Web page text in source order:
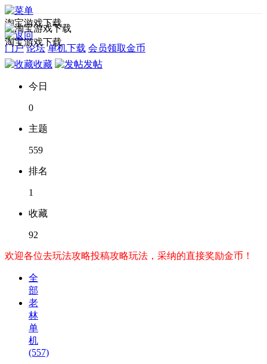
淘宝游戏下载
门户 论坛 单机下载 会员领取金币
淘宝游戏下载
收藏 发帖
今日
0
主题
559
排名
1
收藏
92
欢迎各位去玩法攻略投稿攻略玩法，采纳的直接奖励金币！
全
部
老
林
单
机
(557)